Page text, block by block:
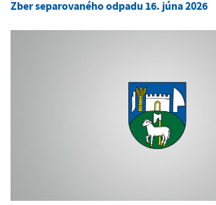
Zber separovaného odpadu 16. júna 2026